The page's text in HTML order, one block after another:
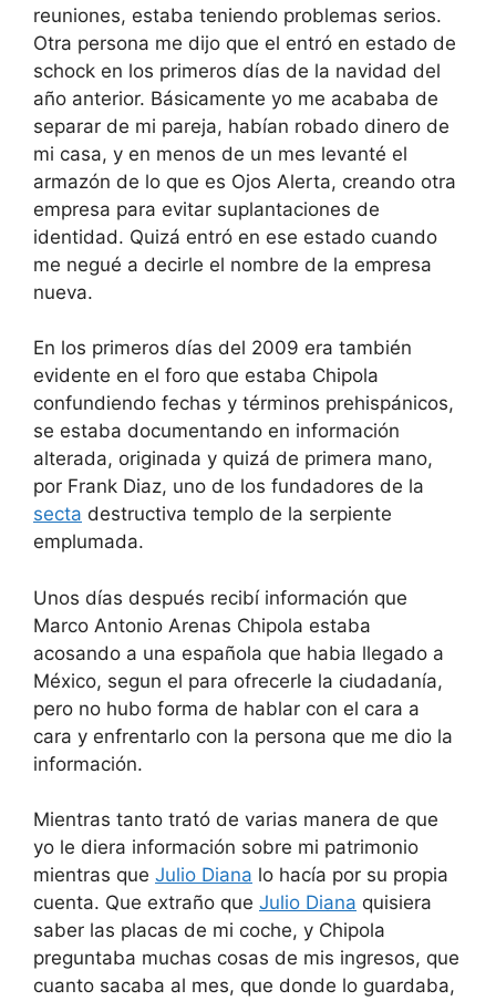
reuniones, estaba teniendo problemas serios.
Otra persona me dijo que el entró en estado de
schock en los primeros días de la navidad del
año anterior. Básicamente yo me acababa de
separar de mi pareja, habían robado dinero de
mi casa, y en menos de un mes levanté el
armazón de lo que es Ojos Alerta, creando otra
empresa para evitar suplantaciones de
identidad. Quizá entró en ese estado cuando
me negué a decirle el nombre de la empresa
nueva.
En los primeros días del 2009 era también
evidente en el foro que estaba Chipola
confundiendo fechas y términos prehispánicos,
se estaba documentando en información
alterada, originada y quizá de primera mano,
por Frank Diaz, uno de los fundadores de la
secta destructiva templo de la serpiente
emplumada.
Unos días después recibí información que
Marco Antonio Arenas Chipola estaba
acosando a una española que habia llegado a
México, segun el para ofrecerle la ciudadanía,
pero no hubo forma de hablar con el cara a
cara y enfrentarlo con la persona que me dio la
información.
Mientras tanto trató de varias manera de que
yo le diera información sobre mi patrimonio
mientras que Julio Diana lo hacía por su propia
cuenta. Que extraño que Julio Diana quisiera
saber las placas de mi coche, y Chipola
preguntaba muchas cosas de mis ingresos, que
cuanto sacaba al mes, que donde lo guardaba,